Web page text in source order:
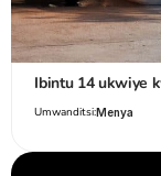
Ibintu 14 ukwiye
Umwanditsi:Menya